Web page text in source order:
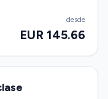
desde
EUR 145.66